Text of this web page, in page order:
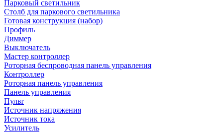
Парковый светильник
Столб для паркового светильника
Готовая конструкция (набор)
Профиль
Диммер
Выключатель
Мастер контроллер
Роторная беспроводная панель управления
Контроллер
Роторная панель управления
Панель управления
Пульт
Источник напряжения
Источник тока
Усилитель